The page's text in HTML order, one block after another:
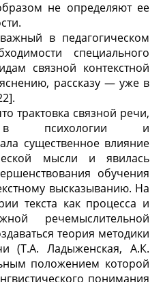
не определяют ее
в педагогическом
специального
связной контекстной
рассказу — уже в
трактовка связной речи,
в психологии и
существенное влияние
мысли и явилась
обучения
высказыванию. На
текста как процесса и
речемыслительной
теория методики
(Т.А. Ладыженская, А.К.
положением которой
понимания